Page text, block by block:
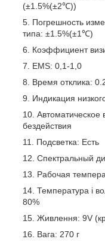
(±1.5%(±2℃))
Погрешность
типа: ±1.5%(±1℃)
Коэффициент
EMS: 0,1-1,0
Время отклика:
Индикация
Автоматическое
бездействия
Подсветка: Есть
Спектральный
Рабочая
Температура і
80%
Живлення: 9V
Вага: 270 г